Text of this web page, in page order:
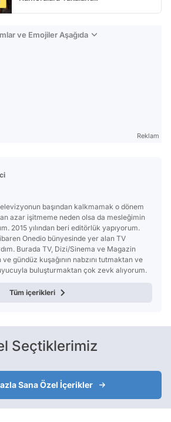
ve Emojiler Aşağıda
Reklam
başından kalkmamak o dönem
azar işitmeme neden olsa da mesleğimin
2015 yılından beri editörlük yapıyorum.
Onedio bünyesinde yer alan TV
Burada TV, Dizi/Sinema ve Magazin
gündüz kuşağının nabzını tutmaktan ve
buluşturmaktan çok zevk alıyorum.
Tüm içerikleri
Seçtiklerimiz
Sana Özel İçerikler